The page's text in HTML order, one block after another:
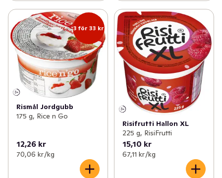
3 för 33 kr
Rismål Jordgubb
175 g, Rice n Go
12,26 kr
70,06 kr /kg
Risifrutti Hallon XL
225 g, RisiFrutti
15,10 kr
67,11 kr /kg